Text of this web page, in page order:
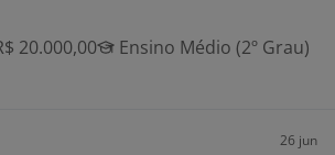
20.000,00
Ensino Médio (2º Grau)
26 jun